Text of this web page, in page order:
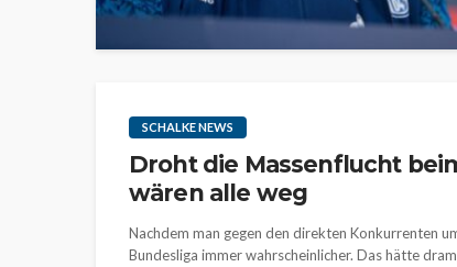
SCHALKE NEWS
Droht die Massenflucht
wären alle weg
Nachdem man gegen den direkten Konkurrenten
Bundesliga immer wahrscheinlicher. Das hätte